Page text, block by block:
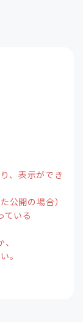
、表示ができ
公開の場合）
ている
。